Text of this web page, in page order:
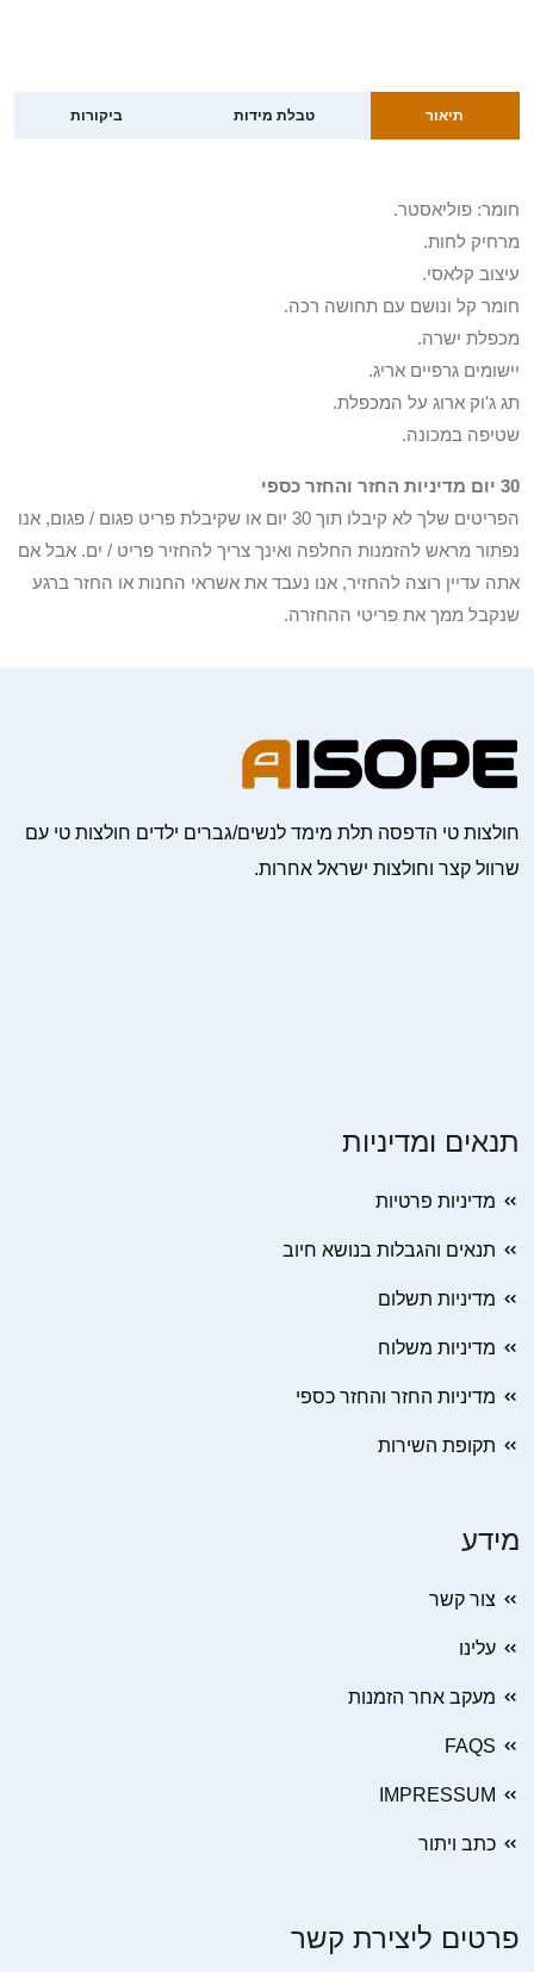
תיאור טבלת מידות ביקורות
חומר: פוליאסטר.
מרחיק לחות.
עיצוב קלאסי.
חומר קל ונושם עם תחושה רכה.
מכפלת ישרה.
יישומים גרפיים אריג.
תג ג'וק ארוג על המכפלת.
שטיפה במכונה.
30 יום מדיניות החזר והחזר כספי
הפריטים שלך לא קיבלו תוך 30 יום או שקיבלת פריט פגום / פגום, אנו
נפתור מראש להזמנות החלפה ואינך צריך להחזיר פריט / ים. אבל אם
אתה עדיין רוצה להחזיר, אנו נעבד את אשראי החנות או החזר ברגע
שנקבל ממך את פריטי ההחזרה.
חולצות טי הדפסה תלת מימד לנשים/גברים ילדים חולצות טי עם
שרוול קצר וחולצות ישראל אחרות.
תנאים ומדיניות
מדיניות פרטיות
תנאים והגבלות בנושא חיוב
מדיניות תשלום
מדיניות משלוח
מדיניות החזר והחזר כספי
תקופת השירות
מידע
צור קשר
עלינו
מעקב אחר הזמנות
FAQS
IMPRESSUM
כתב ויתור
פרטים ליצירת קשר